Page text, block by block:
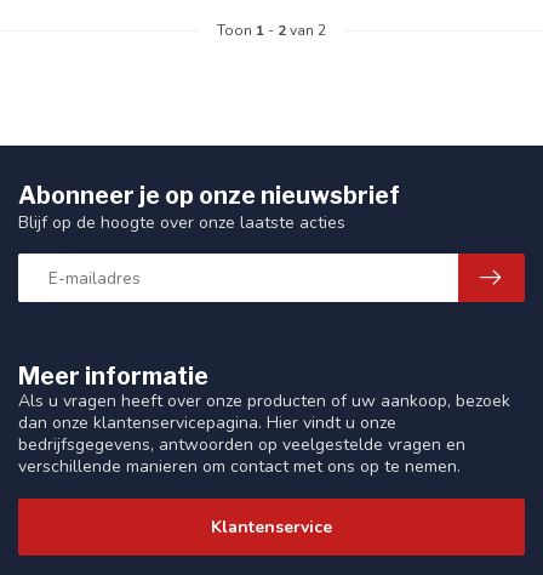
Toon 1 - 2van 2
Meer informatie
Als u vragen heeft over onze producten of uw aankoop, bezoek
dan onze klantenservicepagina. Hier vindt u onze
bedrijfsgegevens, antwoorden op veelgestelde vragen en
verschillende manieren om contact met ons op te nemen.
Klantenservice
Abonneer je op onze nieuwsbrief
Blijf op de hoogte over onze laatste acties